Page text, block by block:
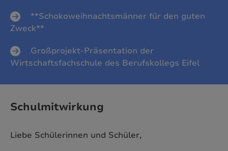
**Schokoweihnachtsmänner für den guten
Zweck**
Großprojekt-Präsentation der
Wirtschaftsfachschule des Berufskollegs Eifel
Schulmitwirkung
Liebe Schülerinnen und Schüler,